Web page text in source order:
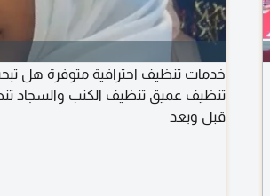
خدمات تنظيف احترافية متوفرة هل
تنظيف عميق تنظيف الكنب والسجاد
قبل وبعد